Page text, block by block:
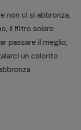
non ci si abbronza,
il filtro solare
passare il meglio,
un colorito